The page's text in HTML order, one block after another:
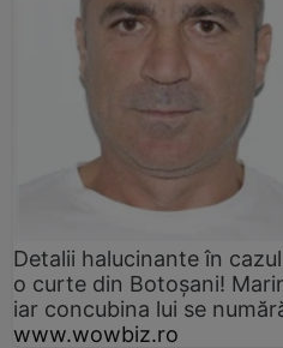
Detalii halucinante în
o curte din Botoșani!
iar concubina lui se
www.wowbiz.ro